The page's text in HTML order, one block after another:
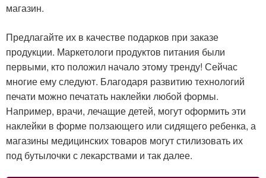
магазин.
Предлагайте их в качестве подарков при заказе
продукции. Маркетологи продуктов питания были
первыми, кто положил начало этому тренду! Сейчас
многие ему следуют. Благодаря развитию технологий
печати можно печатать наклейки любой формы.
Например, врачи, лечащие детей, могут оформить эти
наклейки в форме ползающего или сидящего ребенка, а
магазины медицинских товаров могут стилизовать их
под бутылочки с лекарствами и так далее.